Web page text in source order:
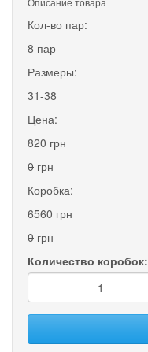
Кол-во пар:
8 пар
Размеры:
31-38
Цена:
820 грн
0 грн
Коробка:
6560 грн
0 грн
Количество коробок: